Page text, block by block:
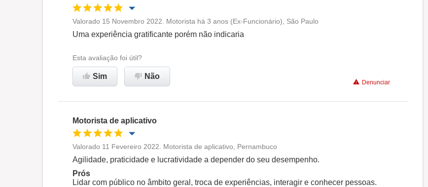
Oportunidade de promoção
Ambiente de trabalho
Conciliação com a vida familiar
Não recomenda esta
Valorado 15 Novembro 2022. Motorista há 3 anos (Ex-Funcionário), São Paulo
Uma experiência gratificante porém não indicaria
Esta avaliação foi útil?
Sim Não
Denunciar
Motorista de aplicativo
Oportunidade de promoção
Ambiente de trabalho
Conciliação com a vida familiar
Benefícios
Valorado 11 Fevereiro 2022. Motorista de aplicativo, Pernambuco
Agilidade, praticidade e lucratividade a depender do seu desempenho.
Prós
Lidar com público no âmbito geral, troca de experiências, interagir e conhecer pessoas.